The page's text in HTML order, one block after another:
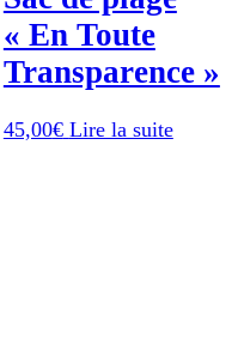
« En Toute
Transparence »
45,00€ Lire la suite